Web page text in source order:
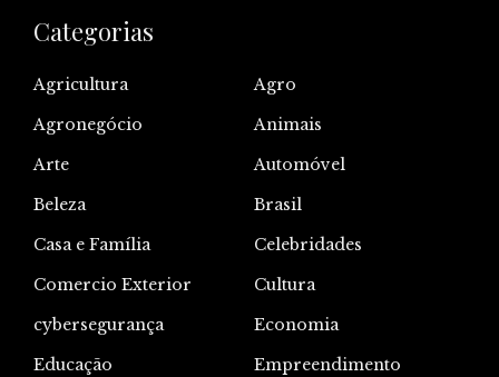
Categorias
Agricultura
Agro
Agronegócio
Animais
Arte
Automóvel
Beleza
Brasil
Casa e Família
Celebridades
Comercio Exterior
Cultura
cybersegurança
Economia
Educação
Empreendimento